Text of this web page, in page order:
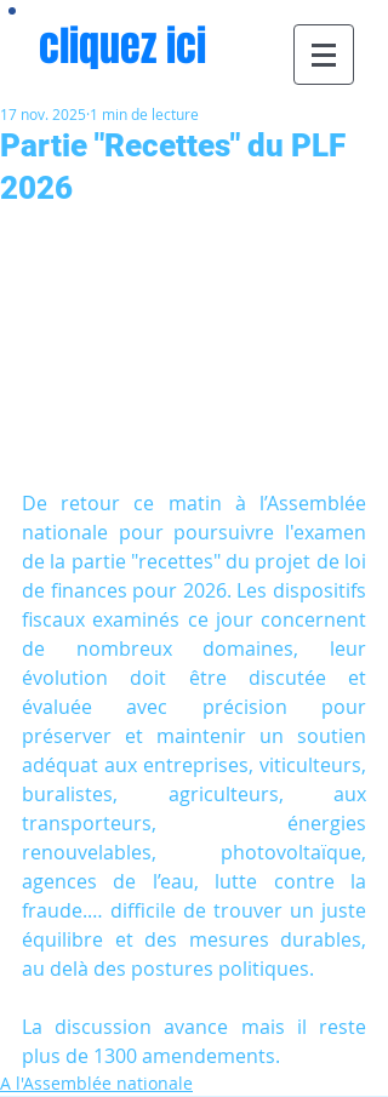
cliquez ici
Partie "Recettes" du PLF
2026
17 nov. 2025 1 min de lecture
De retour ce matin à l’Assemblée
nationale pour poursuivre l'examen
de la partie "recettes" du projet de loi
de finances pour 2026. Les dispositifs
fiscaux examinés ce jour concernent
de nombreux domaines, leur
évolution doit être discutée et
évaluée avec précision pour
préserver et maintenir un soutien
adéquat aux entreprises, viticulteurs,
buralistes, agriculteurs, aux
transporteurs, énergies
renouvelables, photovoltaïque,
agences de l’eau, lutte contre la
fraude.… difficile de trouver un juste
équilibre et des mesures durables,
au delà des postures politiques.
La discussion avance mais il reste
plus de 1300 amendements.
A l'Assemblée nationale